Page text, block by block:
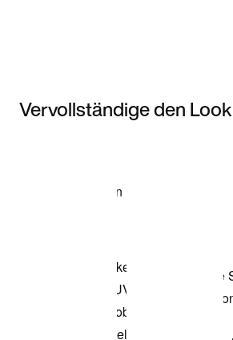
Vervollständige den Look
Modell anzeigen